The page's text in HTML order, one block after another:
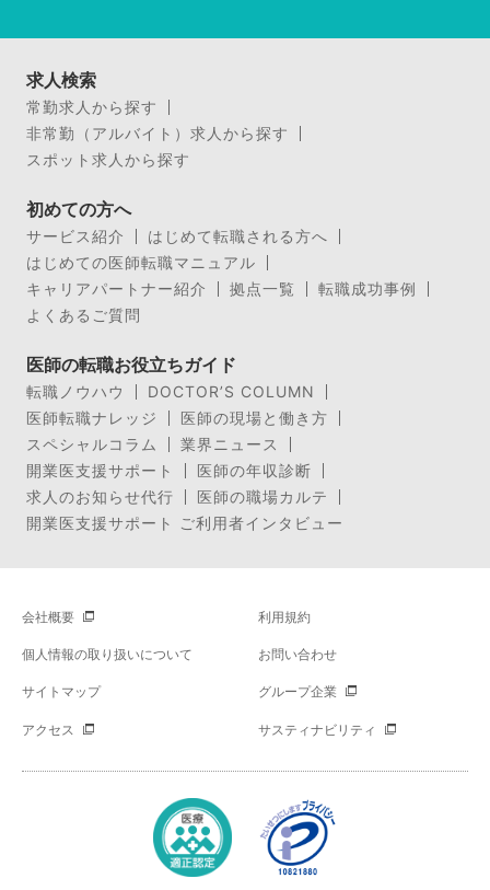
求人検索
常勤求人から探す
非常勤（アルバイト）求人から探す
スポット求人から探す
初めての方へ
サービス紹介
はじめて転職される方へ
はじめての医師転職マニュアル
キャリアパートナー紹介
拠点一覧
転職成功事例
よくあるご質問
医師の転職お役立ちガイド
転職ノウハウ
DOCTOR’S COLUMN
医師転職ナレッジ
医師の現場と働き方
スペシャルコラム
業界ニュース
開業医支援サポート
医師の年収診断
求人のお知らせ代行
医師の職場カルテ
開業医支援サポート ご利用者インタビュー
会社概要 利用規約
個人情報の取り扱いについて お問い合わせ
サイトマップ グループ企業
アクセス サスティナビリティ